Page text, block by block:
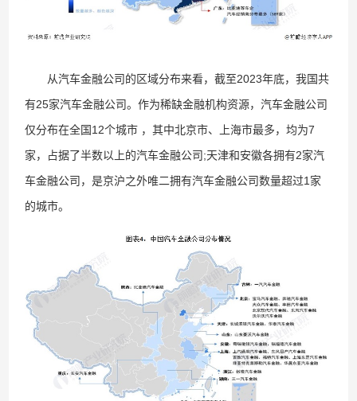
从汽车金融公司的区域分布来看，截至2023年底，我国共
有25家汽车金融公司。作为稀缺金融机构资源，汽车金融公司
仅分布在全国12个城市 ，其中北京市、上海市最多，均为7
家，占据了半数以上的汽车金融公司;天津和安徽各拥有2家汽
车金融公司，是京沪之外唯二拥有汽车金融公司数量超过1家
的城市。